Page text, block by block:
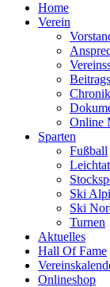
Home
Verein
Chronik
Online
Sparten
Fußball
Ski
Ski
Turnen
Aktuelles
Hall Of Fame
Onlineshop